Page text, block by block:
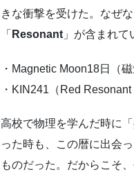
きな衝撃を受けた。なぜ
「 Resonant 」が含まれて
・Magnetic Moon18日（
・KIN241（Red
高校で物理を学んだ時に
った時も、この暦に出会
ものだった。だからこそ